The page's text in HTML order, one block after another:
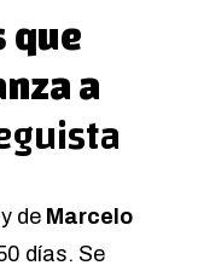
que
a
y de Marcelo
días. Se